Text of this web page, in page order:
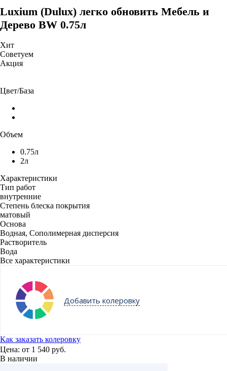
Luxium (Dulux) легко обновить Мебель и
Дерево BW 0.75л
Хит
Советуем
Акция
Цвет/База
Объем
0.75л
2л
Характеристики
Тип работ
внутренние
Степень блеска покрытия
матовый
Основа
Водная, Сополимерная дисперсия
Растворитель
Вода
Все характеристики
Добавить колеровку
Как заказать колеровку
Цена: от 1 540 руб.
В наличии